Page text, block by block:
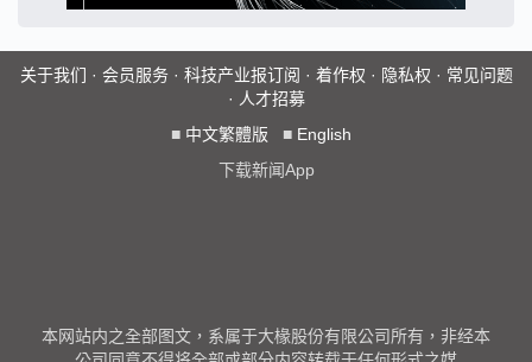
关于我们 · 会员服务· 科技产业报订阅 · 着作权 · 隐私权 · 常见问题
· 人才招募
■ 中文繁體版 ■ English
下载新闻App
本网站内之全部图文，系属于大椽股份有限公司所有，非经本